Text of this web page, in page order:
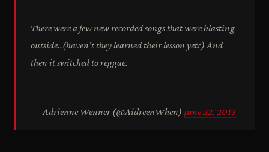
There were a few new recorded songs that were blasting
outside..(haven't they learned their lesson yet?) And
then it switched to reggae.
— Adrienne Wenner (@AidreenWhen) June 22, 2013